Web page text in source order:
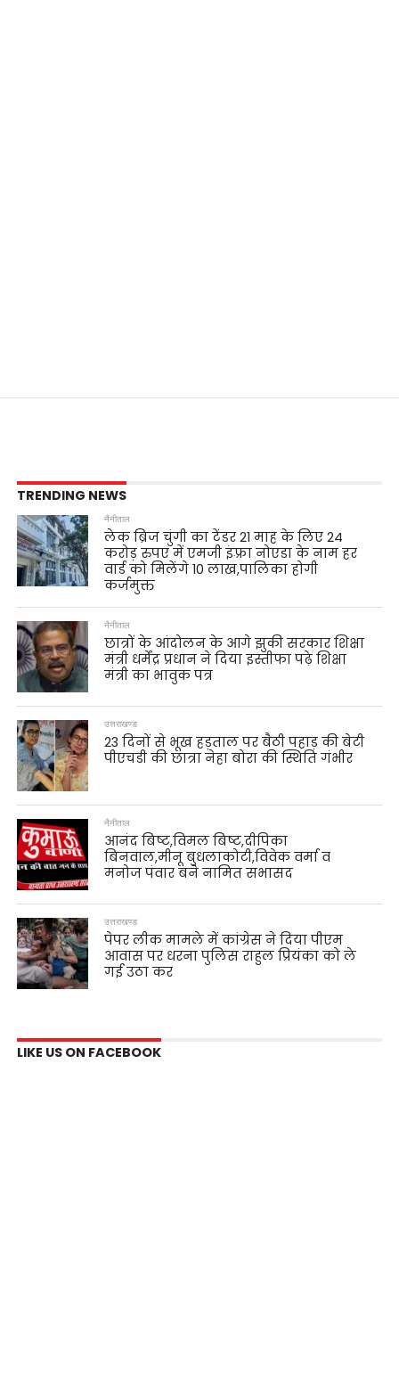
TRENDING NEWS
नैनीताल
लेक ब्रिज चुंगी का टेंडर 21 माह के लिए 24
करोड़ रुपए में एमजी इंफ़्रा नोएडा के नाम हर
वार्ड को मिलेंगे 10 लाख,पालिका होगी
कर्जमुक्त
नैनीताल
छात्रों के आंदोलन के आगे झुकी सरकार शिक्षा
मंत्री धर्मेंद्र प्रधान ने दिया इस्तीफा पढ़े शिक्षा
मंत्री का भावुक पत्र
उत्तराखण्ड
23 दिनों से भूख हड़ताल पर बैठी पहाड़ की बेटी
पीएचडी की छात्रा नेहा बोरा की स्थिति गंभीर
नैनीताल
आनंद बिष्ट,विमल बिष्ट,दीपिका
बिनवाल,मीनू बुधलाकोटी,विवेक वर्मा व
मनोज पंवार बने नामित सभासद
उत्तराखण्ड
पेपर लीक मामले में कांग्रेस ने दिया पीएम
आवास पर धरना पुलिस राहुल प्रियंका को ले
गई उठा कर
LIKE US ON FACEBOOK